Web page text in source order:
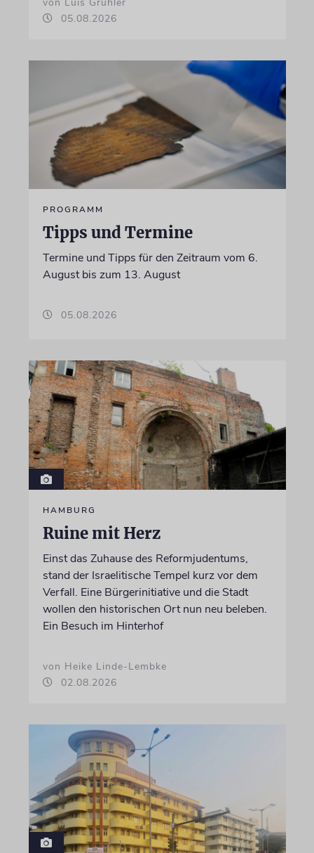
05.08.2026
PROGRAMM
Tipps und Termine
Termine und Tipps für den Zeitraum vom 6.
August bis zum 13. August
05.08.2026
HAMBURG
Ruine mit Herz
Einst das Zuhause des Reformjudentums,
stand der Israelitische Tempel kurz vor dem
Verfall. Eine Bürgerinitiative und die Stadt
wollen den historischen Ort nun neu beleben.
Ein Besuch im Hinterhof
von Heike Linde-Lembke
02.08.2026